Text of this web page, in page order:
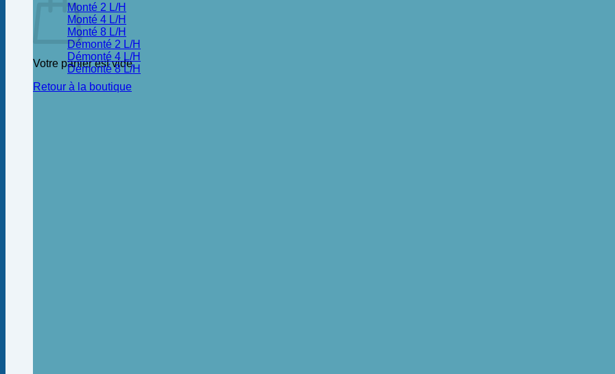
Votre panier est vide.
Retour à la boutique
Monté 2 L/H
Monté 4 L/H
Monté 8 L/H
Démonté 2 L/H
Démonté 4 L/H
Démonté 8 L/H